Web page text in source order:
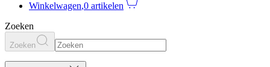
Winkelwagen,0 artikelen
Zoeken
Zoeken